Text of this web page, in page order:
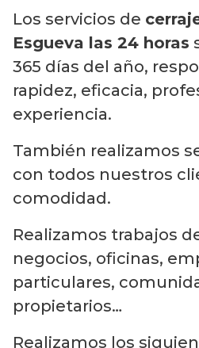
Los servicios de
Esgueva las 24 horas
365 días del año,
rapidez, eficacia,
experiencia.
También realizamos
con todos nuestros
comodidad.
Realizamos trabajos
negocios, oficinas,
particulares,
propietarios…
Realizamos los